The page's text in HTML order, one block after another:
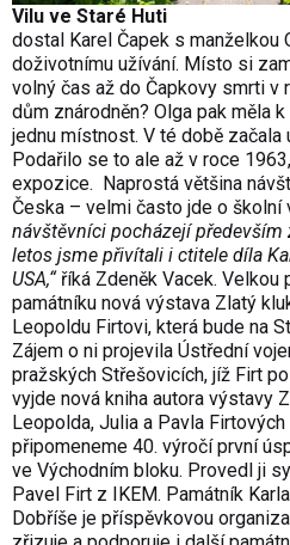
Vilu ve Staré Huti
dostal Karel Čapek s manželkou
doživotnímu užívání. Místo si
volný čas až do Čapkovy smrti v
dům znárodněn? Olga pak měla
jednu místnost. V té době začala
Podařilo se to ale až v roce
expozice. Naprostá většina
Česka – velmi často jde o školní
návštěvníci pocházejí především
letos jsme přivítali i ctitele díla
USA,“říká Zdeněk Vacek. Velkou
památníku nová výstava Zlatý
Leopoldu Firtovi, která bude na
Zájem o ni projevila Ústřední
pražských Střešovicích, jíž Firt
vyjde nová kniha autora výstavy
Leopolda, Julia a Pavla
připomeneme 40. výročí první
ve Východním bloku. Provedl ji
Pavel Firt z IKEM. Památník
Dobříše je příspěvkovou